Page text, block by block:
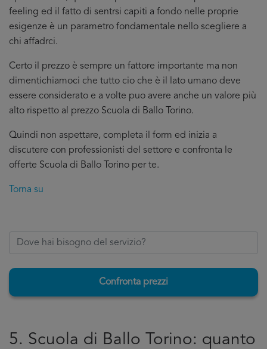
feeling ed il fatto di sentrsi capiti a fondo nelle proprie
esigenze è un parametro fondamentale nello scegliere a
chi affadrci.
Certo il prezzo è sempre un fattore importante ma non
dimentichiamoci che tutto cio che è il lato umano deve
essere considerato e a volte puo avere anche un valore più
alto rispetto al prezzo Scuola di Ballo Torino.
Quindi non aspettare, completa il form ed inizia a
discutere con professionisti del settore e confronta le
offerte Scuola di Ballo Torino per te.
Torna su
Confronta prezzi
5. Scuola di Ballo Torino: quanto